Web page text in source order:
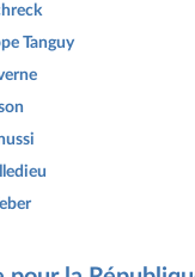
Tanguy